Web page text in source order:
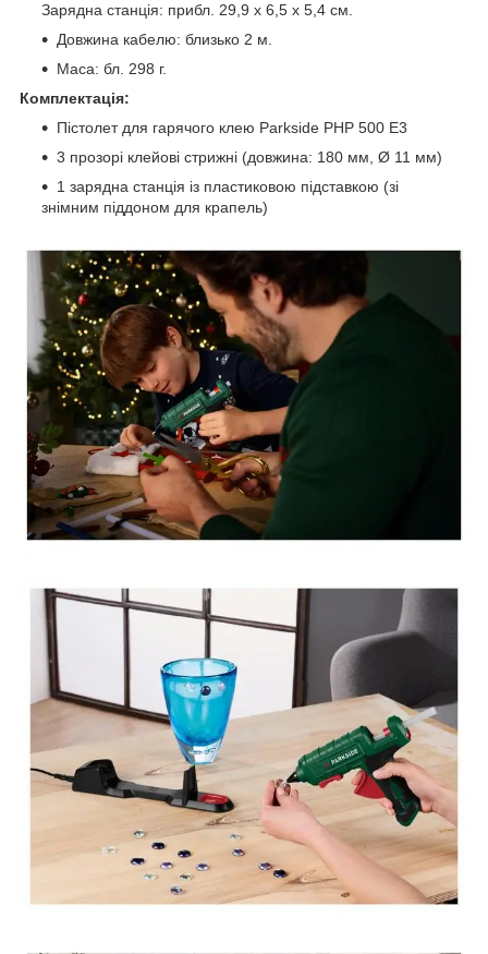
Зарядна станція: прибл. 29,9 х 6,5 х 5,4 см.
Довжина кабелю: близько 2 м.
Маса: бл. 298 г.
Комплектація:
Пістолет для гарячого клею Parkside PHP 500 E3
3 прозорі клейові стрижні (довжина: 180 мм, Ø 11 мм)
1 зарядна станція із пластиковою підставкою (зі
знімним піддоном для крапель)